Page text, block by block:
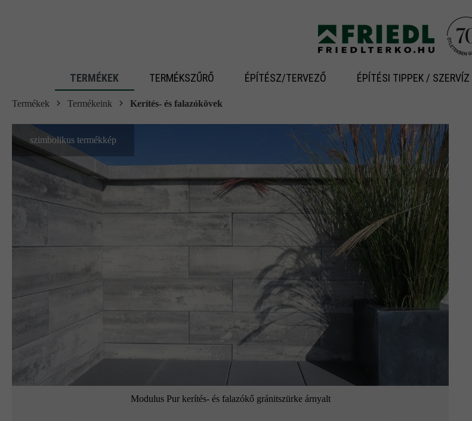
TERMÉKEK TERMÉKSZŰRŐ ÉPÍTÉSZ/TERVEZŐ ÉPÍTÉSI TIPPEK / SZERVÍZ
Termékek Termékeink Kerítés- és falazókövek
Modulus Pur kerítés- és falazókő gránitszürke árnyalt
szimbolikus termékkép